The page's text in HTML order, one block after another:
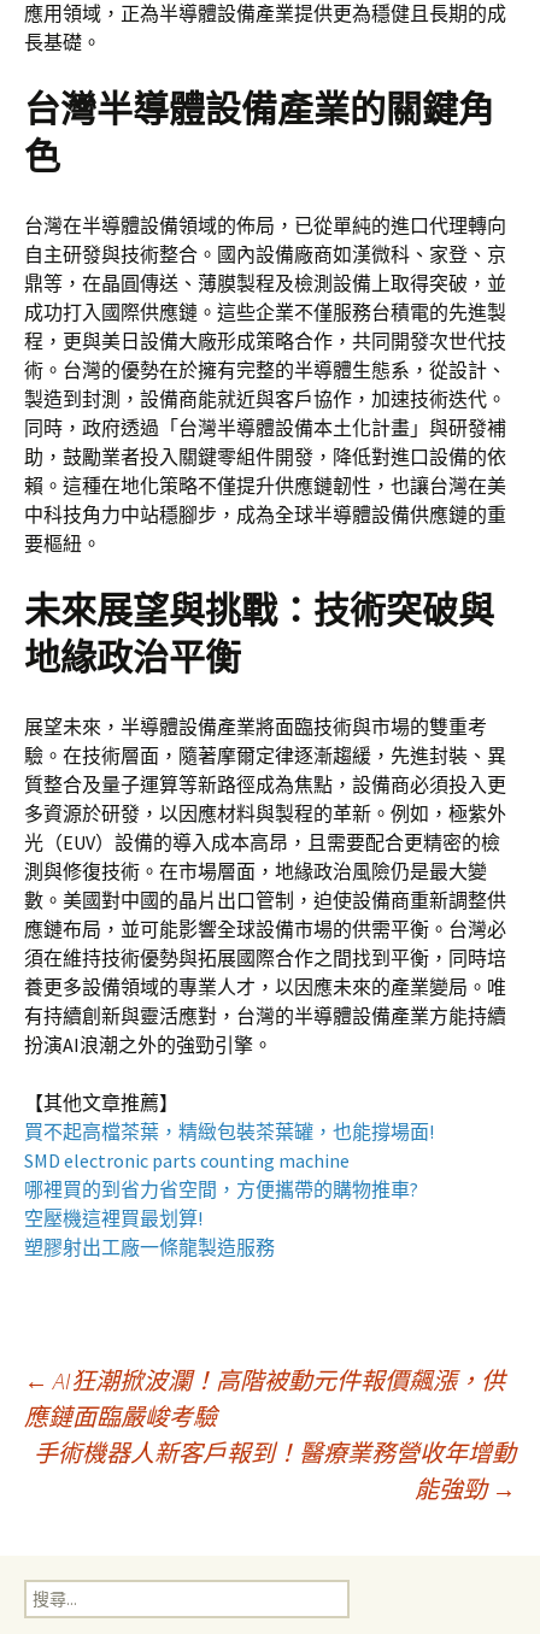
應用領域，正為半導體設備產業提供更為穩健且長期的成
長基礎。
台灣半導體設備產業的關鍵角
色
台灣在半導體設備領域的佈局，已從單純的進口代理轉向
自主研發與技術整合。國內設備廠商如漢微科、家登、京
鼎等，在晶圓傳送、薄膜製程及檢測設備上取得突破，並
成功打入國際供應鏈。這些企業不僅服務台積電的先進製
程，更與美日設備大廠形成策略合作，共同開發次世代技
術。台灣的優勢在於擁有完整的半導體生態系，從設計、
製造到封測，設備商能就近與客戶協作，加速技術迭代。
同時，政府透過「台灣半導體設備本土化計畫」與研發補
助，鼓勵業者投入關鍵零組件開發，降低對進口設備的依
賴。這種在地化策略不僅提升供應鏈韌性，也讓台灣在美
中科技角力中站穩腳步，成為全球半導體設備供應鏈的重
要樞紐。
未來展望與挑戰：技術突破與
地緣政治平衡
展望未來，半導體設備產業將面臨技術與市場的雙重考
驗。在技術層面，隨著摩爾定律逐漸趨緩，先進封裝、異
質整合及量子運算等新路徑成為焦點，設備商必須投入更
多資源於研發，以因應材料與製程的革新。例如，極紫外
光（EUV）設備的導入成本高昂，且需要配合更精密的檢
測與修復技術。在市場層面，地緣政治風險仍是最大變
數。美國對中國的晶片出口管制，迫使設備商重新調整供
應鏈布局，並可能影響全球設備市場的供需平衡。台灣必
須在維持技術優勢與拓展國際合作之間找到平衡，同時培
養更多設備領域的專業人才，以因應未來的產業變局。唯
有持續創新與靈活應對，台灣的半導體設備產業方能持續
扮演AI浪潮之外的強勁引擎。
【其他文章推薦】
買不起高檔茶葉，精緻包裝茶葉罐 ，也能撐場面!
SMD electronic parts counting machine
哪裡買的到省力省空間，方便攜帶的購物推車?
空壓機這裡買最划算!
塑膠射出工廠一條龍製造服務
文
章
← AI狂潮掀波瀾！高階被動元件報價飆漲，供
應鏈面臨嚴峻考驗
手術機器人新客戶報到！醫療業務營收年增動
能強勁 →
搜
尋